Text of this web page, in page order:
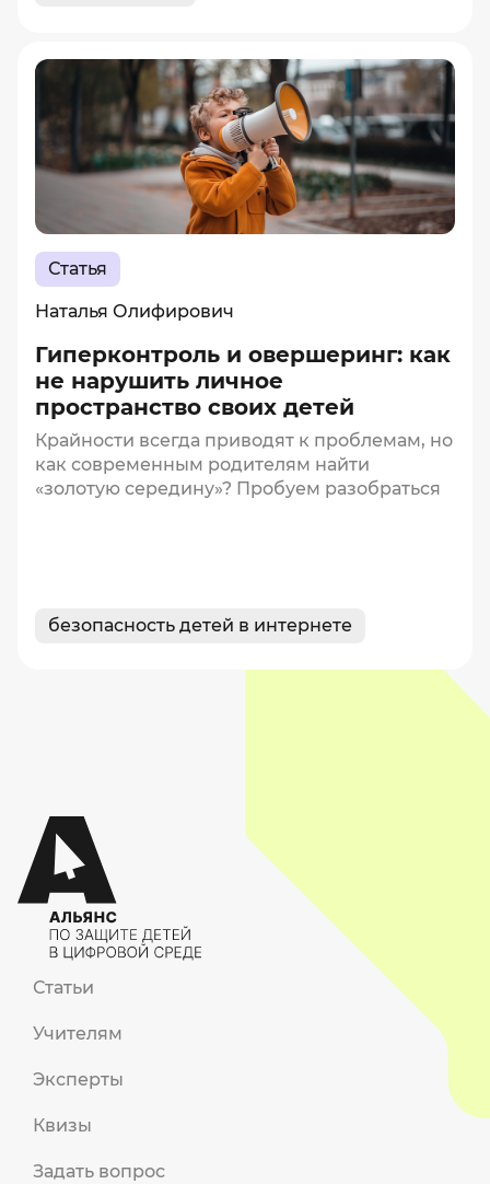
Статья
Наталья Олифирович
Гиперконтроль и овершеринг: как
не нарушить личное
пространство своих детей
Крайности всегда приводят к проблемам, но
как современным родителям найти
«золотую середину»? Пробуем разобраться
безопасность детей в интернете
Статьи
Учителям
Эксперты
Квизы
Задать вопрос